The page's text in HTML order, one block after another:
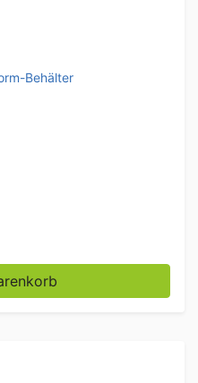
Behälter
Deckel 2/3 GN Catering